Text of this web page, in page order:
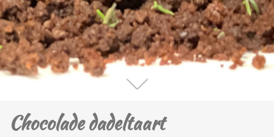
Chocolade dadeltaart